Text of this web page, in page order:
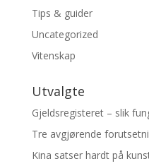
Tips & guider
Uncategorized
Vitenskap
Utvalgte
Gjeldsregisteret – slik
Tre avgjørende
Kina satser hardt på